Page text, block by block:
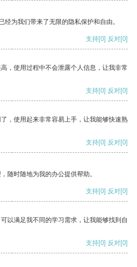
经为我们带来了无限的隐私保护和自由。
支持[0] 反对[0]
，使用过程中不会泄露个人信息，让我非常
支持[0] 反对[0]
，使用起来非常容易上手，让我能够快速熟
支持[0] 反对[0]
随时随地为我的办公提供帮助。
支持[0] 反对[0]
以满足我不同的学习需求，让我能够找到自
支持[0] 反对[0]